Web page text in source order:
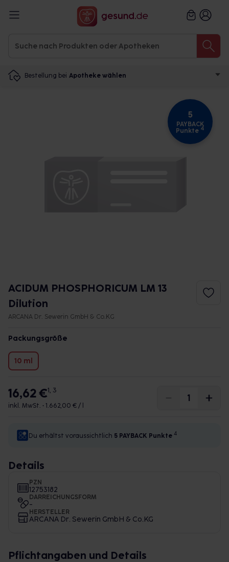
Bestellung bei Apotheke wählen
5
PAYBACK
Punkte 4
ACIDUM PHOSPHORICUM LM 13
Dilution
ARCANA Dr. Sewerin GmbH & Co.KG
Packungsgröße
10 ml
16,62 €1, 3
inkl. MwSt. • 1.662,00 € / l
Du erhältst voraussichtlich 5 PAYBACK Punkte 4
Details
PZN
12753182
DARREICHUNGSFORM
-
HERSTELLER
ARCANA Dr. Sewerin GmbH & Co.KG
Pflichtangaben und Details